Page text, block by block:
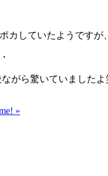
カしていたようですが
ながら驚いていましたよ
»